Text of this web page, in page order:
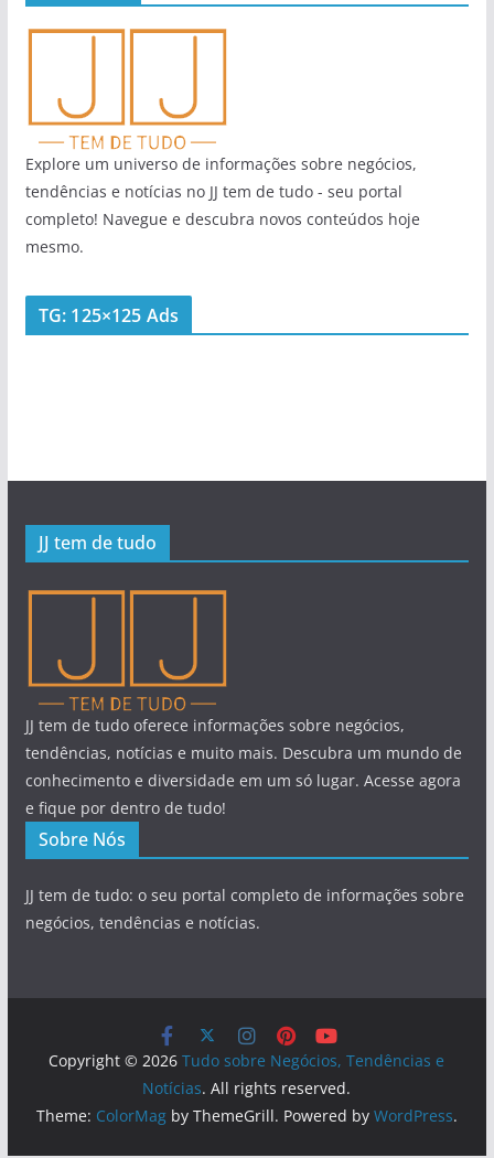
Explore um universo de informações sobre negócios,
tendências e notícias no JJ tem de tudo - seu portal
completo! Navegue e descubra novos conteúdos hoje
mesmo.
TG: 125×125 Ads
JJ tem de tudo
JJ tem de tudo oferece informações sobre negócios,
tendências, notícias e muito mais. Descubra um mundo de
conhecimento e diversidade em um só lugar. Acesse agora
e fique por dentro de tudo!
Sobre Nós
JJ tem de tudo: o seu portal completo de informações sobre
negócios, tendências e notícias.
Copyright © 2026Tudo sobre Negócios, Tendências e
Notícias. All rights reserved.
Theme: ColorMagby ThemeGrill. Powered by WordPress.